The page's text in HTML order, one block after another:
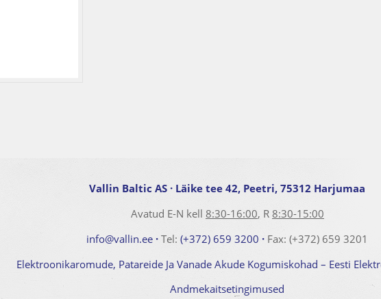
Vallin Baltic AS · Läike tee 42, Peetri, 75312 Harjumaa
Avatud E-N kell 8:30-16:00, R 8:30-15:00
info@vallin.ee · Tel:(+372) 659 3200 · Fax: (+372) 659 3201
Elektroonikaromude, Patareide Ja Vanade Akude Kogumiskohad – Eesti
Andmekaitsetingimused